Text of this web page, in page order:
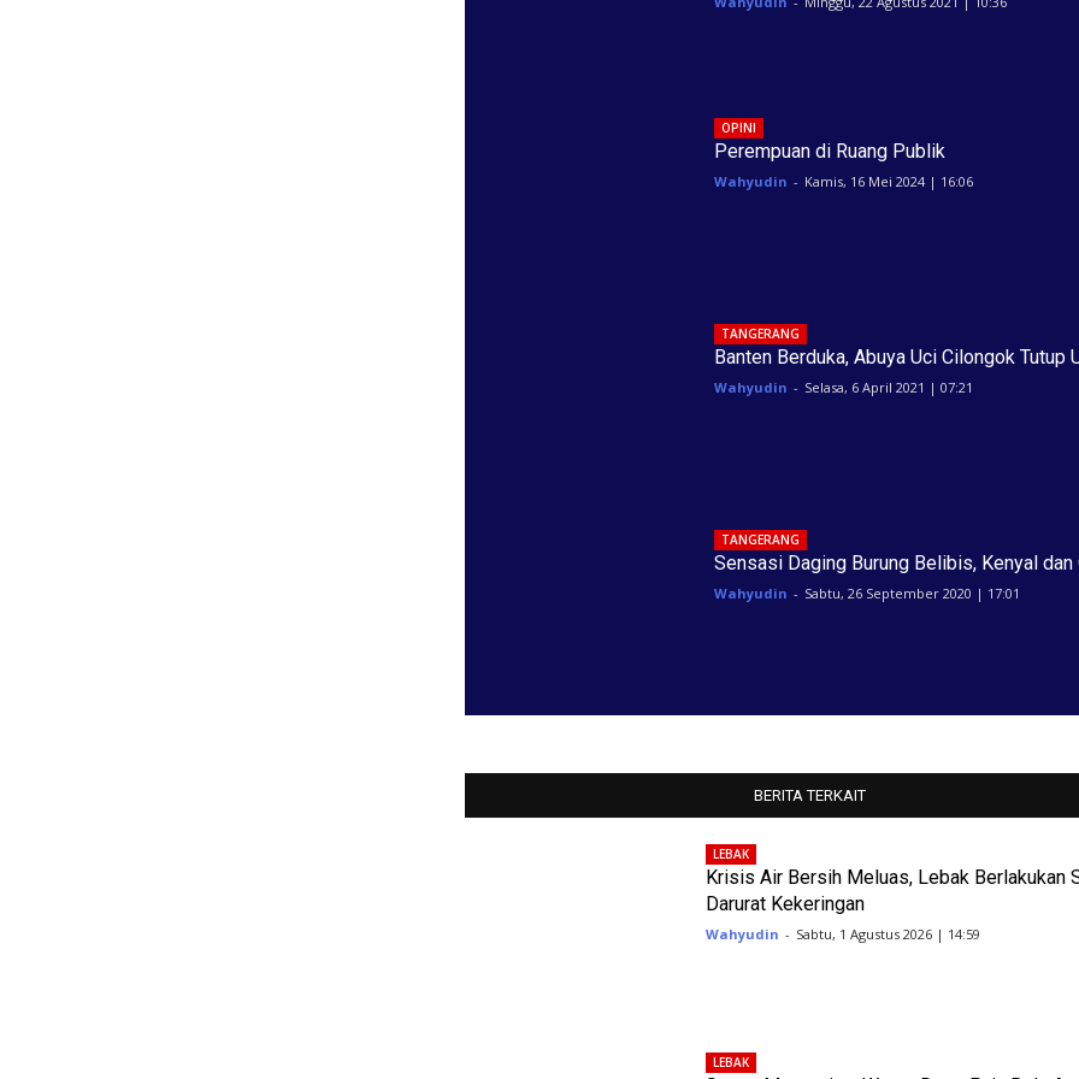
OPINI
Perempuan di Ruang Publik
Wahyudin - Kamis, 16 Mei 2024 | 16:06
TANGERANG
Banten Berduka, Abuya Uci Cilongok Tutup
Wahyudin - Selasa, 6 April 2021 | 07:21
TANGERANG
Sensasi Daging Burung Belibis, Kenyal dan
Wahyudin - Sabtu, 26 September 2020 | 17:01
BERITA TERKAIT
LEBAK
Krisis Air Bersih Meluas, Lebak Berlakukan
Darurat Kekeringan
Wahyudin - Sabtu, 1 Agustus 2026 | 14:59
LEBAK